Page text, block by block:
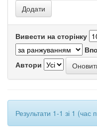
Вивести на сторінку
Автори
Результати 1-1 зі 1